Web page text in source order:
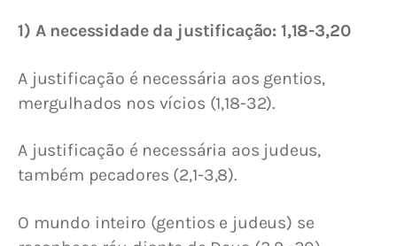
1) A necessidade da justificação: 1,18-3,20
A justificação é necessária aos gentios,
mergulhados nos vícios (1,18-32).
A justificação é necessária aos judeus,
também pecadores (2,1-3,8).
O mundo inteiro (gentios e judeus) se